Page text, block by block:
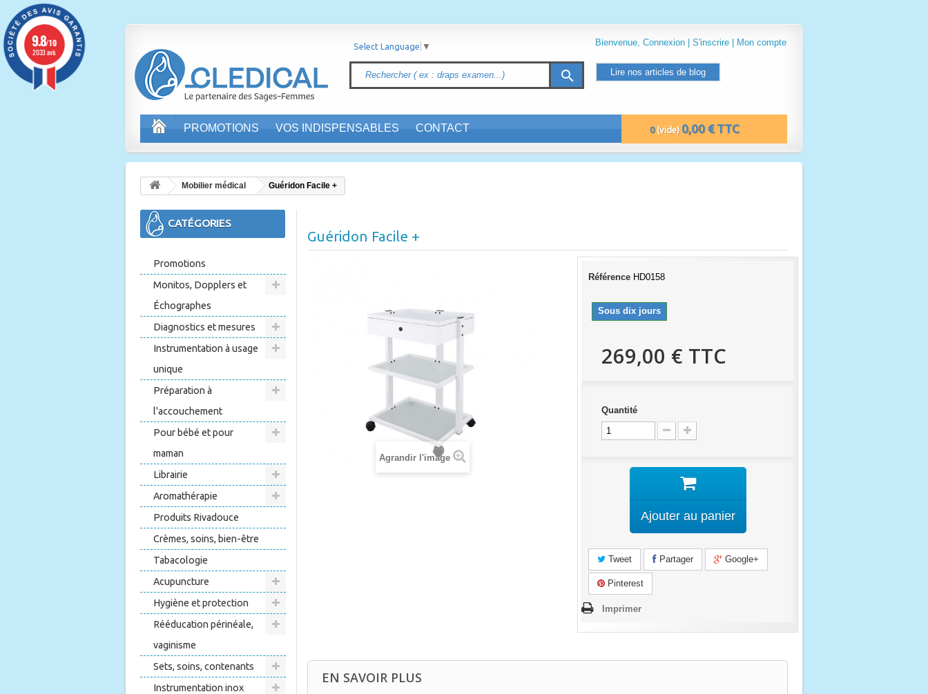
Bienvenue, Connexion | S'inscrire | Mon compte
search
0 (vide) 0,00 € TTC
PROMOTIONS VOS INDISPENSABLES CONTACT
Lire nos articles de blog
Select Language ▼
Mobilier médical Guéridon Facile +
CATÉGORIES
Promotions
Monitos, Dopplers et
Échographes
Diagnostics et mesures
Instrumentation à usage
unique
Préparation à
l'accouchement
Pour bébé et pour
maman
Librairie
Aromathérapie
Produits Rivadouce
Crèmes, soins, bien-être
Tabacologie
Acupuncture
Hygiène et protection
Rééducation périnéale,
vaginisme
Sets, soins, contenants
Instrumentation inox
Guéridon Facile +
Agrandir l'image
Référence HD0158
Sous dix jours
269,00 € TTC
Quantité
Ajouter au panier
Tweet Partager Google+
Pinterest
Imprimer
EN SAVOIR PLUS
9.8/10
2033 avis